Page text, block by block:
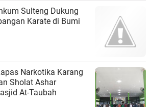
Sulteng Dukung
Karate di Bumi
Narkotika Karang
Sholat Ashar
At-Taubah